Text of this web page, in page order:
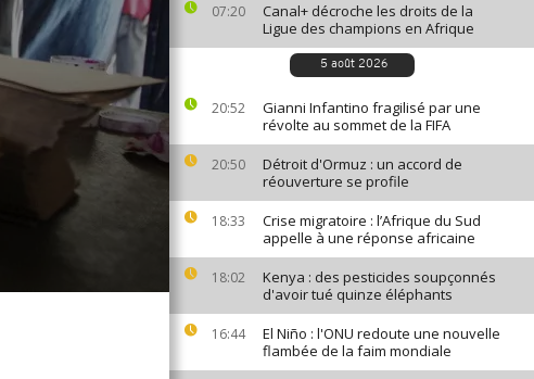
07:20
Canal+ décroche les droits de la
Ligue des champions en Afrique
5 août 2026
20:52
Gianni Infantino fragilisé par une
révolte au sommet de la FIFA
20:50
Détroit d'Ormuz : un accord de
réouverture se profile
18:33
Crise migratoire : l’Afrique du Sud
appelle à une réponse africaine
18:02
Kenya : des pesticides soupçonnés
d'avoir tué quinze éléphants
16:44
El Niño : l'ONU redoute une nouvelle
flambée de la faim mondiale